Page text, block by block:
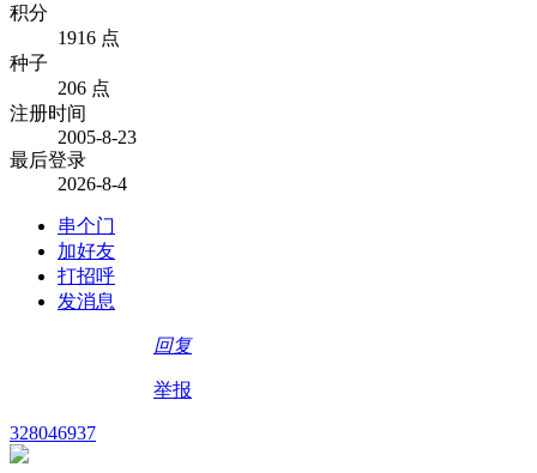
积分
1916 点
种子
206 点
注册时间
2005-8-23
最后登录
2026-8-4
串个门
加好友
打招呼
发消息
回复
举报
328046937